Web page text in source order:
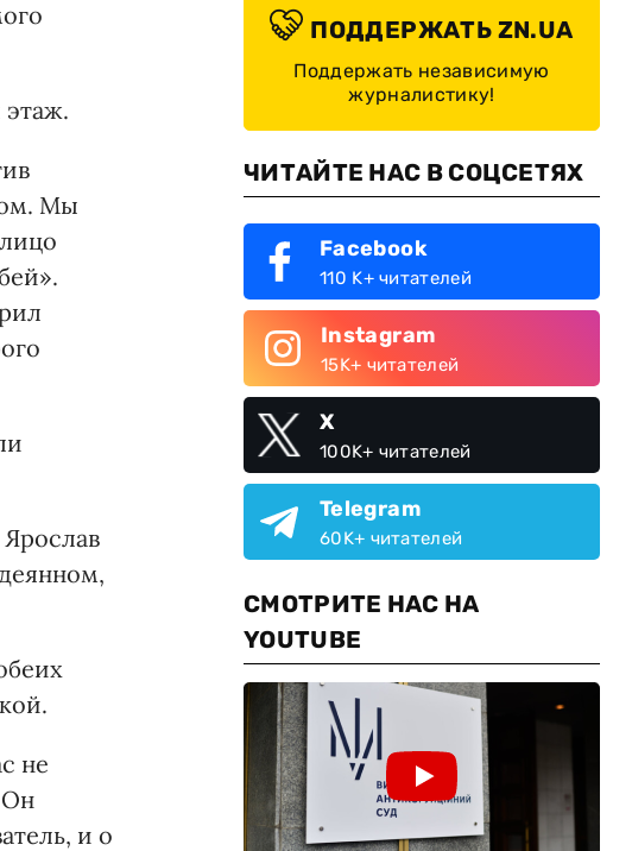
этаж.
Мы
не
Он
и о
ПОДДЕРЖАТЬ ZN.UA
Поддержать независимую
журналистику!
ЧИТАЙТЕ НАС В СОЦСЕТЯХ
Facebook
110 K+ читателей
Instagram
15K+ читателей
X
100K+ читателей
Telegram
60K+ читателей
СМОТРИТЕ НАС НА
YOUTUBE